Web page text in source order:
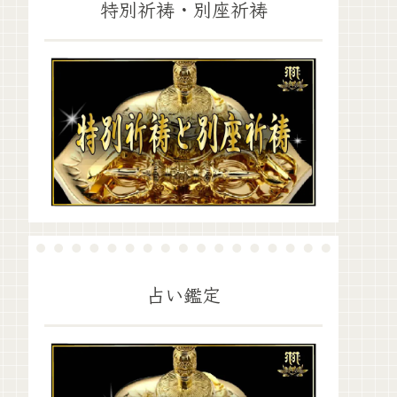
特別祈祷・別座祈祷
占い鑑定